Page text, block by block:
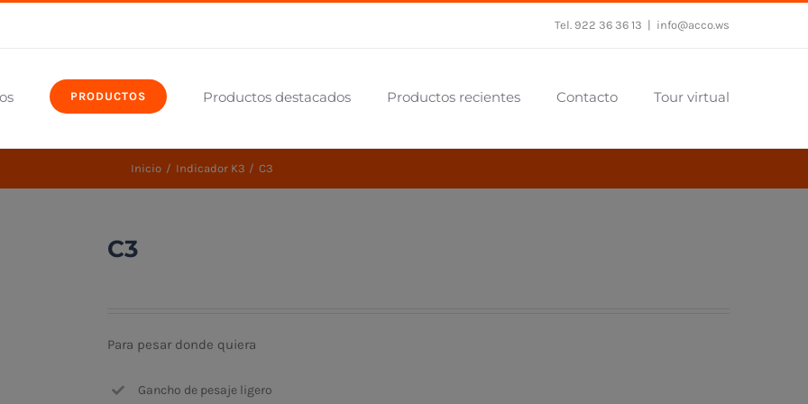
Tel. 922 36 36 13 info@acco.ws
PRODUCTOS Productos destacados Productos recientes Contacto Tour virtual
Inicio Indicador K3 C3
C3
Para pesar donde quiera
Gancho de pesaje ligero